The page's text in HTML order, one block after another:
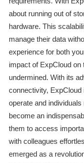
about running out of
hardware. This
manage their data
experience for both
impact of ExpCloud on
undermined. With its
connectivity,
operate and
become an
them to access
with colleagues
emerged as a